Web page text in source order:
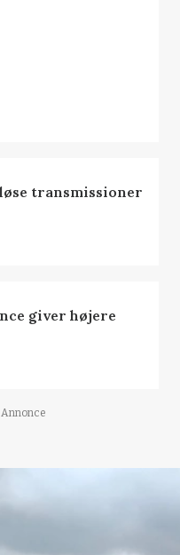
transmissioner
giver højere
Annonce